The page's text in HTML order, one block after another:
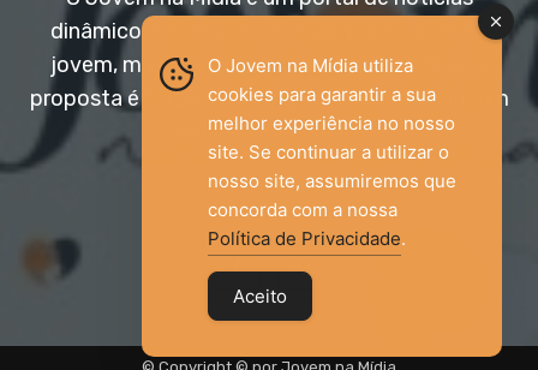
dinâmico e acessível, voltado para o público
jovem, mas aberto a todas as idades. Nossa
proposta é trazer informação relevante com um
olhar diferenciado.
Entre em contato:
jovemnamidia2017@gmail.com
O Jovem na Mídia utiliza
cookies para garantir a sua
melhor experiência no nosso
site. Se continuar a utilizar o
nosso site, assumiremos que
concorda com a nossa
Política de Privacidade.
Aceito